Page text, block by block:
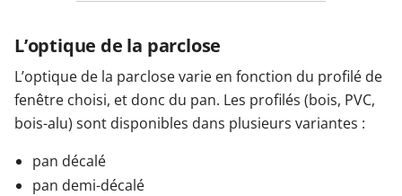
L’optique de la parclose
L’optique de la parclose varie en fonction du profilé de
fenêtre choisi, et donc du pan. Les profilés (bois, PVC,
bois-alu) sont disponibles dans plusieurs variantes :
pan décalé
pan demi-décalé